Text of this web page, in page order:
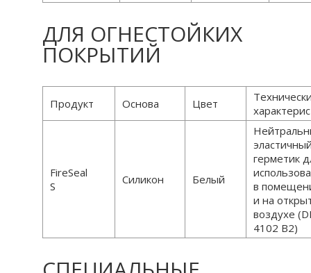
ДЛЯ ОГНЕСТОЙКИХ
ПОКРЫТИЙ
Продукт Основа Цвет
FireSeal
S
Силикон Белый
герметик
в
и на
воздухе
4102 B2)